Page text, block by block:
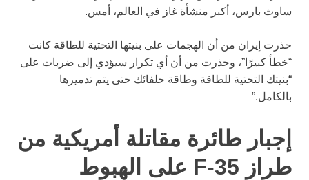
ساوث بارس، أكبر منشأة غاز في العالم، أمس.
حذرت إيران من أن الهجمات على بنيتها التحتية للطاقة كانت
“خطأ كبيرًا”، وحذرت من أن أي تكرار سيؤدي إلى ضربات على
“بنيتك التحتية للطاقة وطاقة حلفائك حتى يتم تدميرها
بالكامل.”
إجبار طائرة مقاتلة أمريكية من
طراز F-35 على الهبوط